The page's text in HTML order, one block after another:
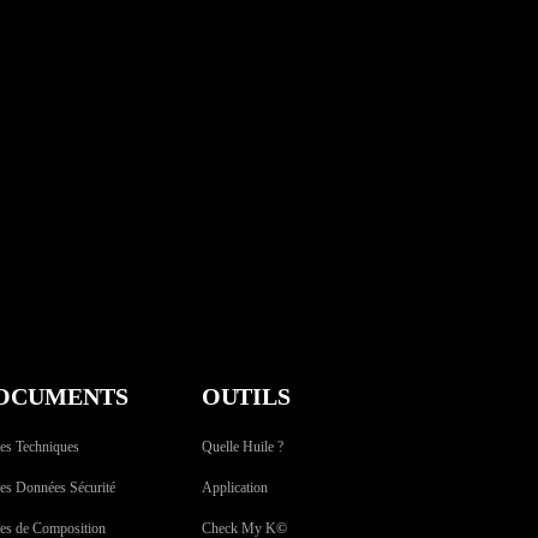
Techniques
Données Sécurité
de Composition
OUTILS
Quelle Huile ?
Application
Check My K©